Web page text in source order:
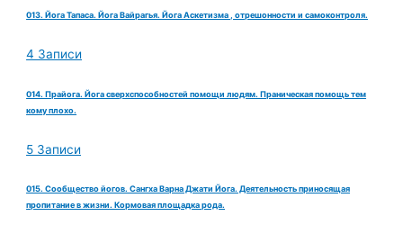
013. Йога Тапаса. Йога Вайрагья. Йога Аскетизма , отрешонности и самоконтроля.
4 Записи
014. Прайога. Йога сверхспособностей помощи людям. Праническая помощь тем
кому плохо.
5 Записи
015. Сообщество йогов. Сангха Варна Джати Йога. Деятельность приносящая
пропитание в жизни. Кормовая площадка рода.